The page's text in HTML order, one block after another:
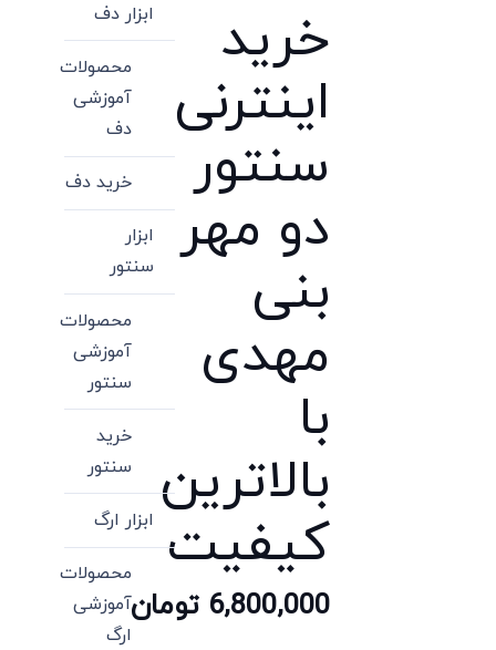
خرید
اینترنی
سنتور
دو مهر
بنی
مهدی
با
بالاترین
کیفیت
6,800,000 تومان
ابزار دف
محصولات
آموزشی
دف
خرید دف
ابزار
سنتور
محصولات
آموزشی
سنتور
خرید
سنتور
ابزار ارگ
محصولات
آموزشی
ارگ